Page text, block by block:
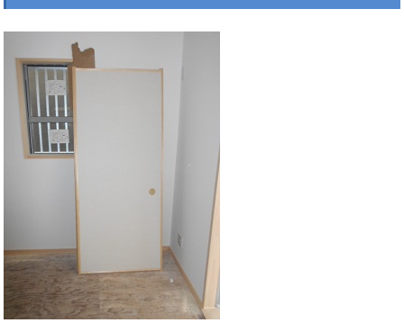
住まいのお悩み解決策
お問い合わせ
よくある質問